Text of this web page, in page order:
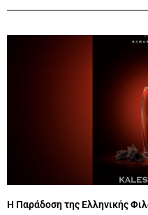
Η Παράδοση της Ελληνικής